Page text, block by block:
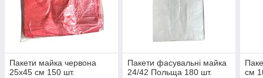
Пакети майка червона
25х45 см 150 шт.
Пакети фасувальні майка
24/42 Польща 180 шт.
см